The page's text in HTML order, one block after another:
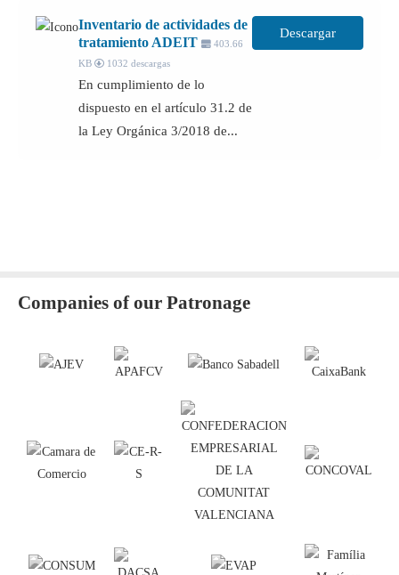
Inventario de actividades de
tratamiento ADEIT
403.66
KB
1032 descargas
En cumplimiento de lo
dispuesto en el artículo 31.2 de
la Ley Orgánica 3/2018 de...
Descargar
Companies of our Patronage